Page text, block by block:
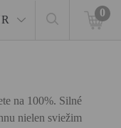
0
na 100%. Silné
nielen sviežim